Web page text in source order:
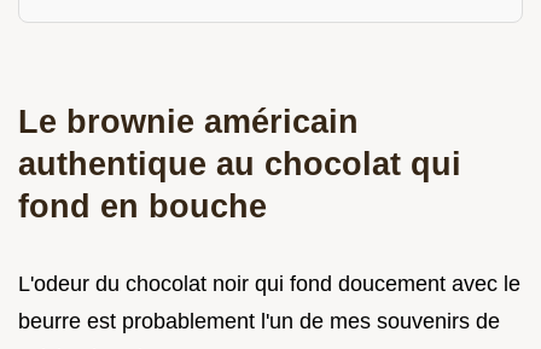
Le brownie américain
authentique au chocolat qui
fond en bouche
L'odeur du chocolat noir qui fond doucement avec le
beurre est probablement l'un de mes souvenirs de